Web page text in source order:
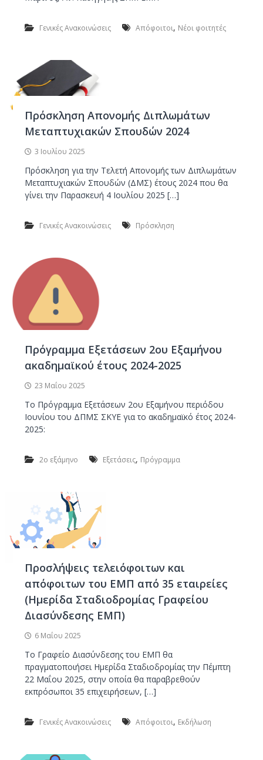
Γενικές Ανακοινώσεις Απόφοιτοι, Νέοι φοιτητές
Πρόσκληση Απονομής Διπλωμάτων
Μεταπτυχιακών Σπουδών 2024
3 Ιουλίου 2025
Πρόσκληση για την Τελετή Απονομής των Διπλωμάτων
Μεταπτυχιακών Σπουδών (ΔΜΣ) έτους 2024 που θα
γίνει την Παρασκευή 4 Ιουλίου 2025 […]
Γενικές Ανακοινώσεις Πρόσκληση
Πρόγραμμα Εξετάσεων 2ου Εξαμήνου
ακαδημαϊκού έτους 2024-2025
23 Μαΐου 2025
Το Πρόγραμμα Εξετάσεων 2ου Εξαμήνου περιόδου
Ιουνίου του ΔΠΜΣ ΣΚΥΕ για το ακαδημαϊκό έτος 2024-
2025:
2ο εξάμηνο Εξετάσεις, Πρόγραμμα
Προσλήψεις τελειόφοιτων και
απόφοιτων του ΕΜΠ από 35 εταιρείες
(Ημερίδα Σταδιοδρομίας Γραφείου
Διασύνδεσης ΕΜΠ)
6 Μαΐου 2025
Το Γραφείο Διασύνδεσης του ΕΜΠ θα
πραγματοποιήσει Ημερίδα Σταδιοδρομίας την Πέμπτη
22 Μαΐου 2025, στην οποία θα παραβρεθούν
εκπρόσωποι 35 επιχειρήσεων, […]
Γενικές Ανακοινώσεις Απόφοιτοι, Εκδήλωση